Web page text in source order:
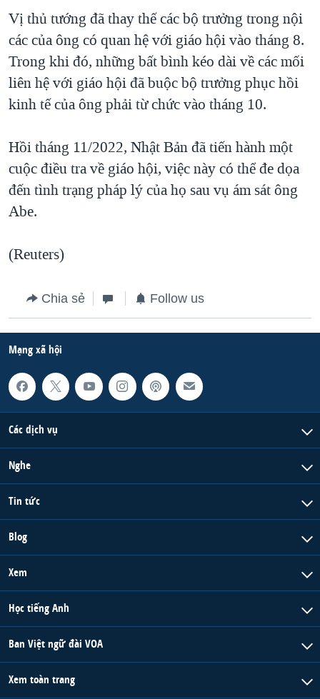
Vị thủ tướng đã thay thế các bộ trưởng trong nội
các của ông có quan hệ với giáo hội vào tháng 8.
Trong khi đó, những bất bình kéo dài về các mối
liên hệ với giáo hội đã buộc bộ trưởng phục hồi
kinh tế của ông phải từ chức vào tháng 10.
Hồi tháng 11/2022, Nhật Bản đã tiến hành một
cuộc điều tra về giáo hội, việc này có thể đe dọa
đến tình trạng pháp lý của họ sau vụ ám sát ông
Abe.
(Reuters)
Chia sẻ Follow us
Mạng xã hội
Các dịch vụ
Nghe
Tin tức
Blog
Xem
Học tiếng Anh
Ban Việt ngữ đài VOA
Xem toàn trang